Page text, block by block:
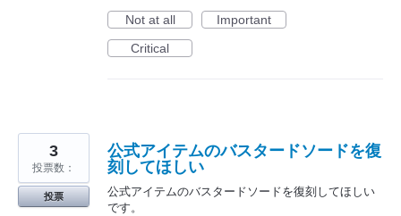
Not at all
Important
Critical
公式アイテムのバスタードソードを復
刻してほしい
公式アイテムのバスタードソードを復刻してほしい
です。
3
投票数：
投票